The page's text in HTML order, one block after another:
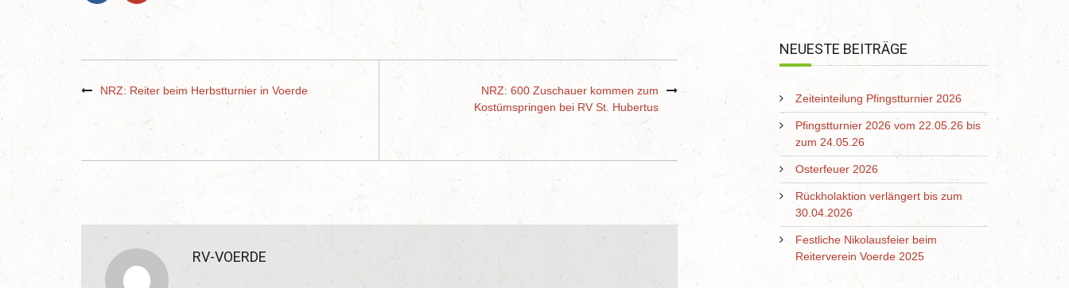
NRZ: Reiter beim Herbstturnier in Voerde
NRZ: 600 Zuschauer kommen zum
Kostümspringen bei RV St. Hubertus
RV-VOERDE
NEUESTE BEITRÄGE
Zeiteinteilung Pfingstturnier 2026
Pfingstturnier 2026 vom 22.05.26 bis
zum 24.05.26
Osterfeuer 2026
Rückholaktion verlängert bis zum
30.04.2026
Festliche Nikolausfeier beim
Reiterverein Voerde 2025